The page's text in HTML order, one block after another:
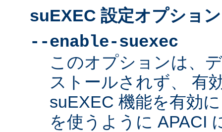
suEXEC 設定オプション
--enable-suexec
このオプションは、
ストールされず、 有
suEXEC 機能を有効
を使うように APACI